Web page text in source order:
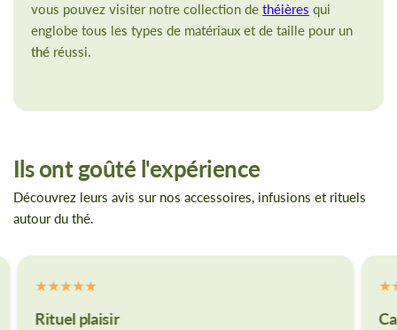
vous pouvez visiter notre collection dethéières qui
englobe tous les types de matériaux et de taille pour un
thé réussi.
Ils ont goûté l'expérience
Découvrez leurs avis sur nos accessoires, infusions et rituels
autour du thé.
Rituel plaisir